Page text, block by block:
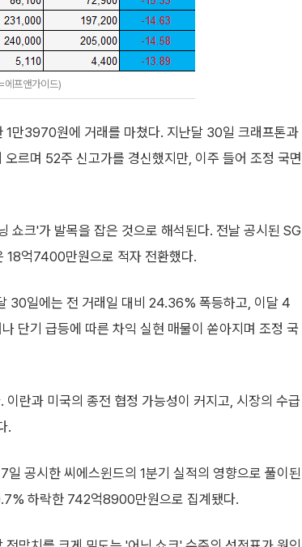
프앤가이드)
1만3970원에 거래를 마쳤다. 지난달 30일 크래프톤과
르며 52주 신고가를 경신했지만, 이주 들어 조정 국면
크'가 발목을 잡은 것으로 해석된다. 전날 공시된 SG
18억7400만원으로 적자 전환했다.
30일에는 전 거래일 대비 24.36% 폭등하고, 이달 4
단기 급등에 따른 차익 실현 매물이 쏟아지며 조정 국
란과 미국의 종전 협정 가능성이 커지고, 시장의 수급
.
공시한 씨에스윈드의 1분기 실적의 영향으로 풀이된
하락한 742억8900만원으로 집계됐다.